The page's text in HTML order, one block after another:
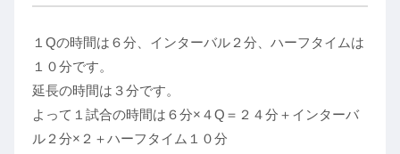
１Qの時間は６分、インターバル２分、ハーフタイムは
１０分です。
延長の時間は３分です。
よって１試合の時間は６分×４Q＝２４分＋インターバ
ル２分×２＋ハーフタイム１０分